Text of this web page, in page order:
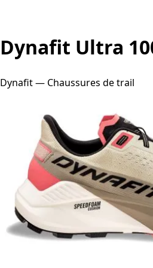
Dynafit Ultra
Dynafit — Chaussures de trail